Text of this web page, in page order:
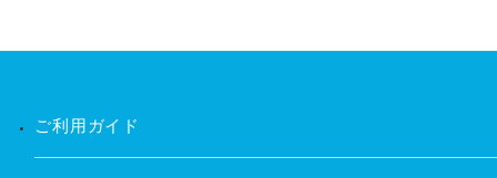
ご利用ガイド